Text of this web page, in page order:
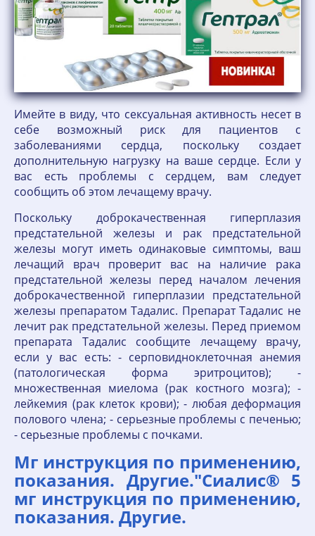
Имейте в виду, что сексуальная активность несет в
себе возможный риск для пациентов с
заболеваниями сердца, поскольку создает
дополнительную нагрузку на ваше сердце. Если у
вас есть проблемы с сердцем, вам следует
сообщить об этом лечащему врачу.
Поскольку доброкачественная гиперплазия
предстательной железы и рак предстательной
железы могут иметь одинаковые симптомы, ваш
лечащий врач проверит вас на наличие рака
предстательной железы перед началом лечения
доброкачественной гиперплазии предстательной
железы препаратом Тадалис. Препарат Тадалис не
лечит рак предстательной железы. Перед приемом
препарата Тадалис сообщите лечащему врачу,
если у вас есть: - серповидноклеточная анемия
(патологическая форма эритроцитов); -
множественная миелома (рак костного мозга); -
лейкемия (рак клеток крови); - любая деформация
полового члена; - серьезные проблемы с печенью;
- серьезные проблемы с почками.
Мг инструкция по применению,
показания. Другие."Сиалис® 5
мг инструкция по применению,
показания. Другие.